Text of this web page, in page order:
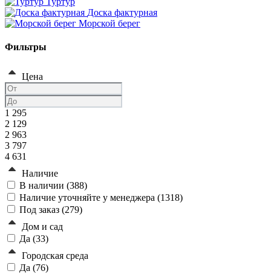
Доска фактурная
Морской берег
Фильтры
Цена
1 295
2 129
2 963
3 797
4 631
Наличие
В наличии (388)
Наличие уточняйте у менеджера (1318)
Под заказ (279)
Дом и сад
Да (33)
Городская среда
Да (76)